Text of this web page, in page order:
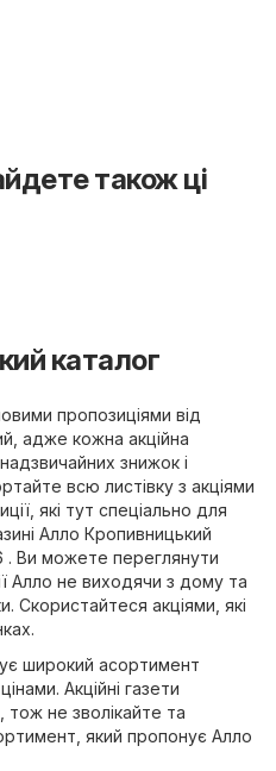
також ці
каталог
пропозиціями від
адже кожна акційна
знижок і
всю листівку з акціями
які тут спеціально для
Алло Кропивницький
. Ви можете переглянути
Алло не виходячи з дому та
Скористайтеся акціями, які
широкий асортимент
Акційні газети
тож не зволікайте та
який пропонує Алло